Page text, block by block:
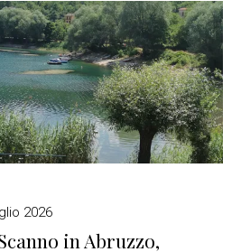
2026
in Abruzzo,